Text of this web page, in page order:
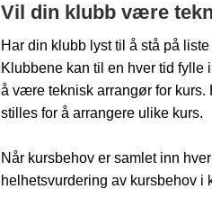
Vil din klubb være
Har din klubb lyst til å stå på
Klubbene kan til en hver tid fylle
å være teknisk arrangør for kurs.
stilles for å arrangere ulike kurs.
Når kursbehov er samlet inn
helhetsvurdering av kursbehov i